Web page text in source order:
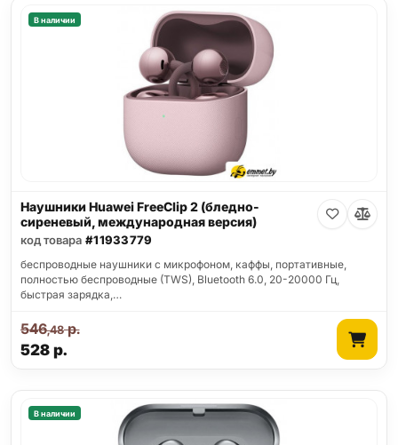
В наличии
Наушники Huawei FreeClip 2 (бледно-
сиреневый, международная версия)
код товара #11933779
беспроводные наушники с микрофоном, каффы, портативные,
полностью беспроводные (TWS), Bluetooth 6.0, 20-20000 Гц,
быстрая зарядка,…
528р.
546,48р.
В наличии